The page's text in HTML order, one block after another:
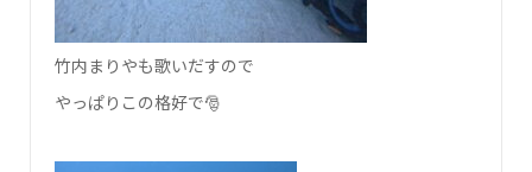
竹内まりやも歌いだすので
やっぱりこの格好で🎅